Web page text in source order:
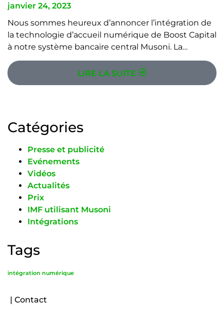
janvier 24, 2023
Nous sommes heureux d’annoncer l’intégration de
la technologie d’accueil numérique de Boost Capital
à notre système bancaire central Musoni. La…
LIRE LA SUITE
Catégories
Presse et publicité
Evénements
Vidéos
Actualités
Prix
IMF utilisant Musoni
Intégrations
Tags
intégration numérique
| Contact